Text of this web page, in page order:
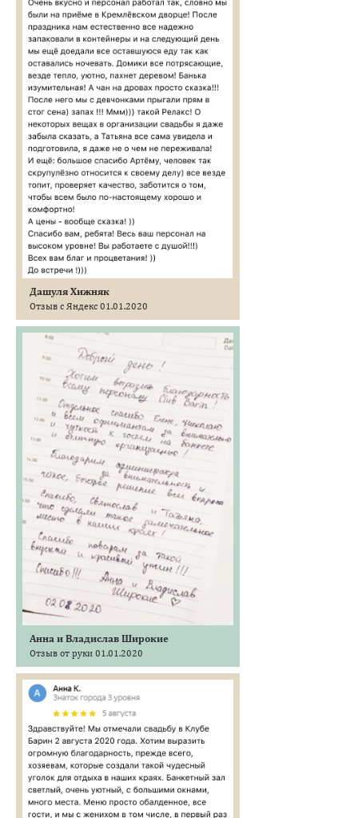
Дашуля Хижняк
Отзыв с Яндекс 01.01.2020
Анна и Владислав Широкие
Отзыв от руки 01.01.2020